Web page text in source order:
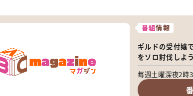
番組情報
ギルドの受付嬢
をソロ討伐しよ
毎週土曜深夜2時